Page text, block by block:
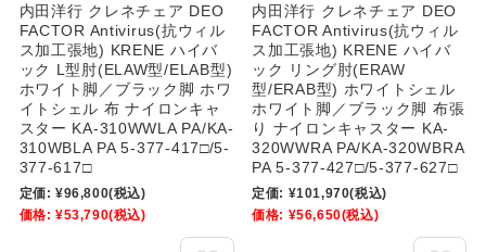
内田洋行 クレネチェア DEO
FACTOR Antivirus(抗ウィル
ス加工張地) KRENE ハイバ
ック L型肘(ELAW型/ELAB型)
ホワイト脚／ブラック脚 ホワ
イトシェル 布 ナイロンキャ
スター KA-310WWLA PA/KA-
310WBLA PA 5-377-417□/5-
377-617□
定価: ¥96,800(税込)
価格: ¥53,790(税込)
内田洋行 クレネチェア DEO
FACTOR Antivirus(抗ウィル
ス加工張地) KRENE ハイバ
ック リング肘(ERAW
型/ERAB型) ホワイトシェル
ホワイト脚／ブラック脚 布張
り ナイロンキャスター KA-
320WWRA PA/KA-320WBRA
PA 5-377-427□/5-377-627□
定価: ¥101,970(税込)
価格: ¥56,650(税込)